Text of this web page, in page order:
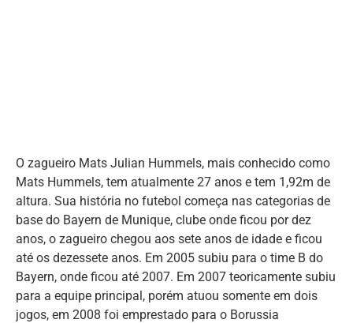
O zagueiro Mats Julian Hummels, mais conhecido como
Mats Hummels, tem atualmente 27 anos e tem 1,92m de
altura. Sua história no futebol começa nas categorias de
base do Bayern de Munique, clube onde ficou por dez
anos, o zagueiro chegou aos sete anos de idade e ficou
até os dezessete anos. Em 2005 subiu para o time B do
Bayern, onde ficou até 2007. Em 2007 teoricamente subiu
para a equipe principal, porém atuou somente em dois
jogos, em 2008 foi emprestado para o Borussia